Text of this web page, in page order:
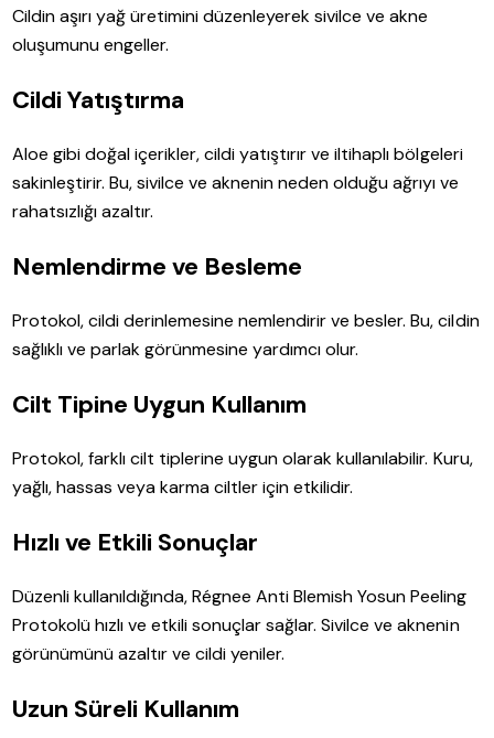
Cildin aşırı yağ üretimini düzenleyerek sivilce ve akne
oluşumunu engeller.
Cildi Yatıştırma
Aloe gibi doğal içerikler, cildi yatıştırır ve iltihaplı bölgeleri
sakinleştirir. Bu, sivilce ve aknenin neden olduğu ağrıyı ve
rahatsızlığı azaltır.
Nemlendirme ve Besleme
Protokol, cildi derinlemesine nemlendirir ve besler. Bu, cildin
sağlıklı ve parlak görünmesine yardımcı olur.
Cilt Tipine Uygun Kullanım
Protokol, farklı cilt tiplerine uygun olarak kullanılabilir. Kuru,
yağlı, hassas veya karma ciltler için etkilidir.
Hızlı ve Etkili Sonuçlar
Düzenli kullanıldığında, Régnee Anti Blemish Yosun Peeling
Protokolü hızlı ve etkili sonuçlar sağlar. Sivilce ve aknenin
görünümünü azaltır ve cildi yeniler.
Uzun Süreli Kullanım